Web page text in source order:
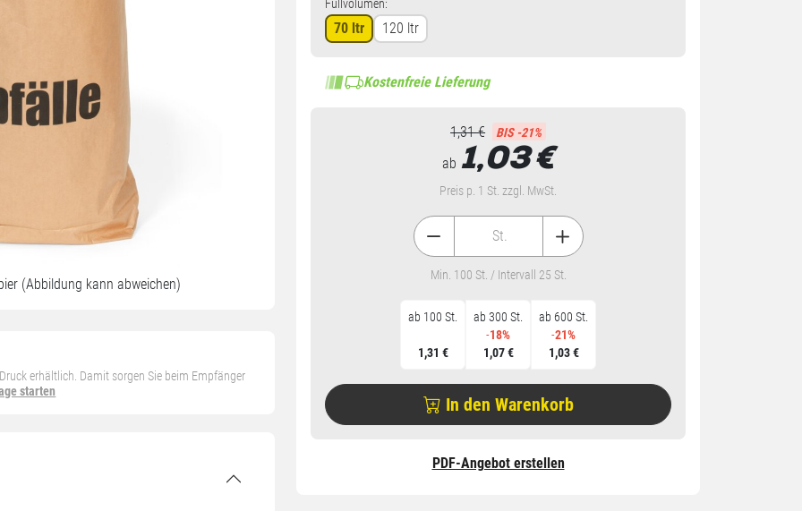
(Abbildung kann abweichen)
erhältlich. Damit sorgen Sie beim Empfänger
starten
Füllvolumen:
70 ltr 120 ltr
Kostenfreie Lieferung
1,31 € BIS -21%
ab 1,03€
Preis p. 1 St. zzgl. MwSt.
ab 100 St.
1,31 €
ab 300 St.
-18%
1,07 €
ab 600 St.
-21%
1,03 €
St.
Min. 100 St. / Intervall 25 St.
In den Warenkorb
PDF-Angebot erstellen